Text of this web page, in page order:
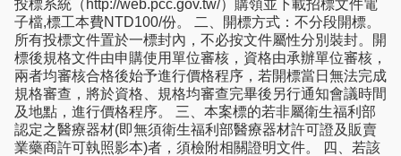
投標系統（http://web.pcc.gov.tw/）購領並下載招標文件電
子檔,標工本費NTD100/份。 二、開標方式：不分段開標。
所有投標文件置於一標封內，不必按文件屬性分別裝封。開
標後規格文件由申購使用單位審核，資格由承辦單位審核，
兩者均審核合格後始予進行價格程序，若開標當日無法完成
規格審查，將於資格、規格均審查完畢後另行通知會議時間
及地點，進行價格程序。 三、本案標的若非屬衛生福利部
認定之醫療器材(即無須衛生福利部醫療器材許可證及販賣
業藥商許可執照影本)者，須檢附相關證明文件。 四、若該